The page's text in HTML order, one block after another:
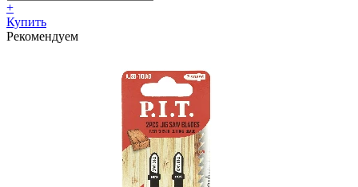
+
Купить
Рекомендуем